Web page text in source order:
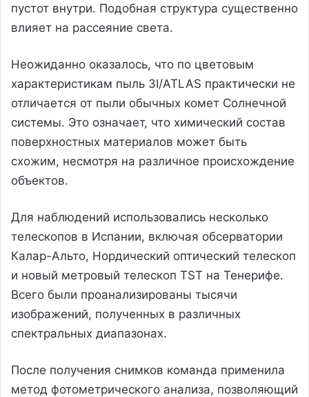
пустот внутри. Подобная структура существенно
влияет на рассеяние света.
Неожиданно оказалось, что по цветовым
характеристикам пыль 3I/ATLAS практически не
отличается от пыли обычных комет Солнечной
системы. Это означает, что химический состав
поверхностных материалов может быть
схожим, несмотря на различное происхождение
объектов.
Для наблюдений использовались несколько
телескопов в Испании, включая обсерватории
Калар-Альто, Нордический оптический телескоп
и новый метровый телескоп TST на Тенерифе.
Всего были проанализированы тысячи
изображений, полученных в различных
спектральных диапазонах.
После получения снимков команда применила
метод фотометрического анализа, позволяющий